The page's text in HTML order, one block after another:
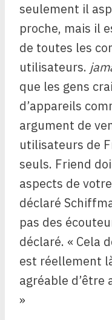
seulement il
proche, mais il
de toutes les
utilisateurs.
que les gens
d’appareils
argument de
utilisateurs de
seuls. Friend
aspects de
déclaré
pas des
déclaré. « Cela
est réellement
agréable d’être
»